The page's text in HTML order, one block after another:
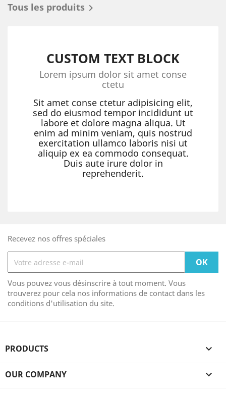
Tous les produits 
CUSTOM TEXT BLOCK
Lorem ipsum dolor sit amet conse
ctetu
Sit amet conse ctetur adipisicing elit,
sed do eiusmod tempor incididunt ut
labore et dolore magna aliqua. Ut
enim ad minim veniam, quis nostrud
exercitation ullamco laboris nisi ut
aliquip ex ea commodo consequat.
Duis aute irure dolor in
reprehenderit.
Recevez nos offres spéciales
Vous pouvez vous désinscrire à tout moment. Vous
trouverez pour cela nos informations de contact dans les
conditions d'utilisation du site.
PRODUCTS 
OUR COMPANY 